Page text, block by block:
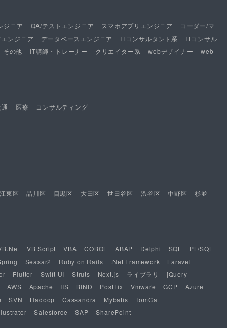
ジニア QA/テストエンジニア スマホアプリエンジニア
コーダー/マ
ンジニア データベースエンジニア ITコンサルタント系
ITコンサル
その他 IT講師・トレーナー クリエイター系 webデザイナー
web
医療 コンサルティング
江東区 品川区 目黒区 大田区 世田谷区 渋谷区 中野区
杉並
VB Script VBA COBOL ABAP Delphi SQL
PL/SQL
Seasar2 Ruby on Rails .Net Framework
Laravel
Flutter Swift UI Struts Next.js ライブラリ
jQuery
AWS Apache IIS BIND PostFix Vmware GCP
Azure
SVN Hadoop Cassandra Mybatis
TomCat
Salesforce SAP SharePoint